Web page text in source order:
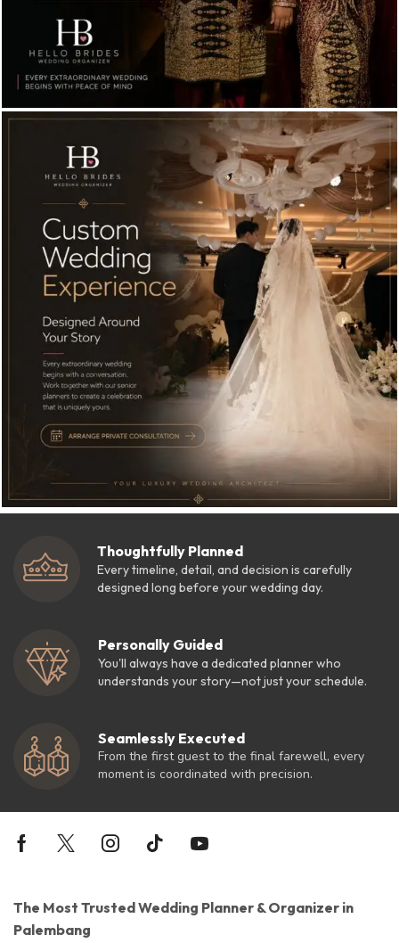
Thoughtfully Planned
Every timeline, detail, and decision is carefully
designed long before your wedding day.
Personally Guided
You'll always have a dedicated planner who
understands your story—not just your schedule.
Seamlessly Executed
From the first guest to the final farewell, every
moment is coordinated with precision.
The Most Trusted Wedding Planner & Organizer in
Palembang